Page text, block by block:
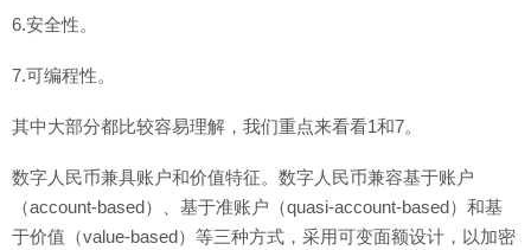
6.安全性。
7.可编程性。
其中大部分都比较容易理解，我们重点来看看1和7。
数字人民币兼具账户和价值特征。数字人民币兼容基于账户
（account-based）、基于准账户（quasi-account-based）和基
于价值（value-based）等三种方式，采用可变面额设计，以加密